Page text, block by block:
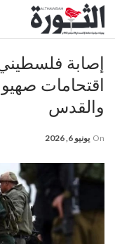
إصابة
اقتحامات
والقدس
On يونيو 6, 2026